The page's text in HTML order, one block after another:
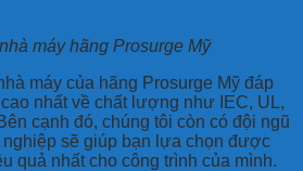
máy hãng Prosurge Mỹ
máy của hãng Prosurge Mỹ đáp
nhất về chất lượng như IEC, UL,
cạnh đó, chúng tôi còn có đội ngũ
sẽ giúp bạn lựa chọn được
quả nhất cho công trình của mình.